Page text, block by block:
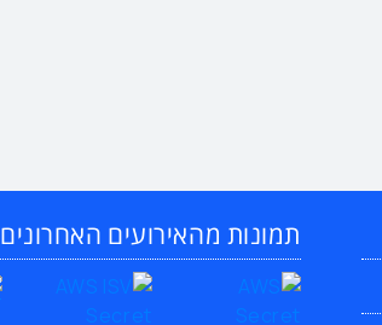
תמונות מהאירועים האחרונים